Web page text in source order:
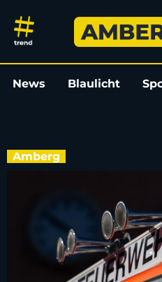
Rauchmelder
News Blaulicht
Amberg